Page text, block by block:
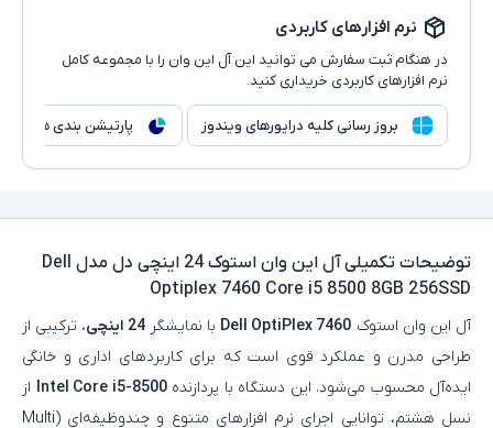
نرم افزارهای کاربردی
در هنگام ثبت سفارش می توانید این آل این وان را با مجموعه کامل
نرم افزارهای کاربردی خریداری کنید.
بروز رسانی کلیه درایورهای ویندوز پارتیشن بندی هارد
توضیحات تکمیلی
آل این وان استوک 24 اینچی دل مدل Dell
Optiplex 7460 Core i5 8500 8GB 256SSD
آل‌ این‌ وان استوک Dell OptiPlex 7460 با نمایشگر24 اینچی
، ترکیبی از
طراحی مدرن و عملکرد قوی است که برای کاربردهای اداری و خانگی
ایده‌آل محسوب می‌شود. این دستگاه با پردازندهIntel Core i5-8500 از
نسل هشتم، توانایی اجرای نرم‌ افزارهای متنوع و چندوظیفه‌ای (Multi